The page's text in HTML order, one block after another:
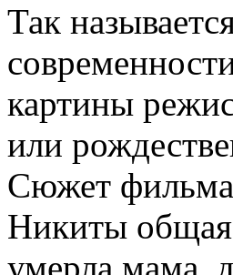
Так
картины
или
Сюжет
Никиты общая
умерла мама,